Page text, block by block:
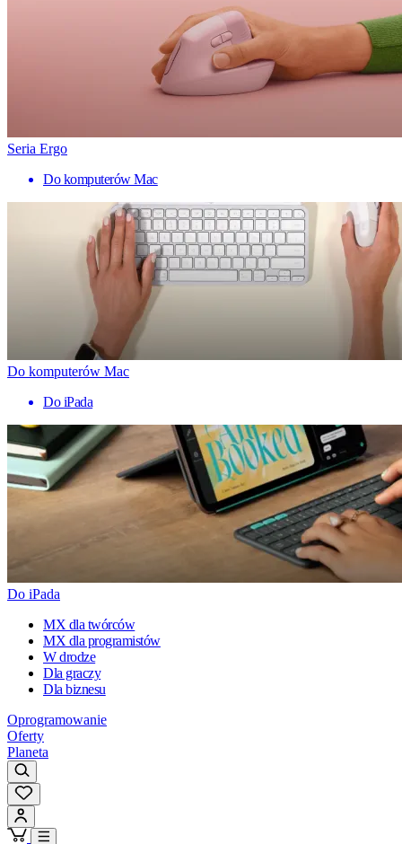
Seria Ergo
Do komputerów Mac
Do komputerów Mac
Do iPada
Do iPada
MX dla twórców
MX dla programistów
W drodze
Dla graczy
Dla biznesu
Oprogramowanie
Oferty
Planeta